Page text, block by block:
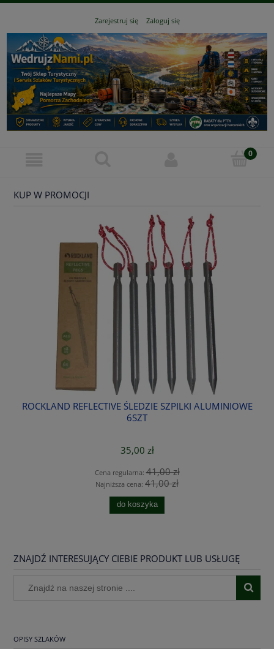
Zarejestruj się Zaloguj się
KUP W PROMOCJI
ROCKLAND REFLECTIVE ŚLEDZIE SZPILKI ALUMINIOWE
6SZT
35,00 zł
Cena regularna:41,00 zł
Najniższa cena: 41,00 zł
do koszyka
ZNAJDŹ INTERESUJĄCY CIEBIE PRODUKT LUB USŁUGĘ
OPISY SZLAKÓW